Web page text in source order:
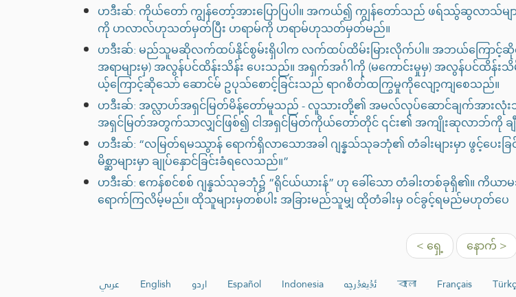
ဟဒီးဆ်: ကိုယ်တော် ကျွန်တော့်အားပြောပြပါ။ အကယ်၍ ကျွန်တော်သည် ဖရ်ဿွ်ဆွလာ
ကို ဟလာလ်ဟုသတ်မှတ်ပြီး ဟရာမ်ကို ဟရာမ်ဟုသတ်မှတ်မည်။
ဟဒီးဆ်: မည်သူမဆိုလက်ထပ်နိုင်စွမ်းရှိပါက လက်ထပ်ထိမ်းမြားလိုက်ပါ။ အဘယ်ကြောင့်ဆိုသ
အရာများမှ) အလွန်ပင်ထိန်းသိန်း ပေးသည်။ အရှက်အင်္ဂါကို (မကောင်းမှုမှ) အလွန်ပင်ထိ
ယ့်ကြောင့်ဆိုသော် ဆောင်မ် ဥပုသ်စောင့်ခြင်းသည် ရာဂစိတ်ထကြွမှုကိုလျော့ကျစေသည်။
ဟဒီးဆ်: အလ္လာဟ်အရှင်မြတ်မိန့်တော်မူသည် - လူသားတို့၏ အမလ်လုပ်ဆောင်ချက်အားလုံး
အရှင်မြတ်အတွက်သာလျှင်ဖြစ်၍ ငါအရှင်မြတ်ကိုယ်‌တော်တိုင် ၎င်း၏ အကျိုးဆုလာဘ်ကို ချီး
ဟဒီးဆ်: “လမြတ်ရမဿွာန် ရောက်ရှိလာသောအခါ ဂျန္နသ်သုခဘုံ၏ တံခါးများမှာ ဖွင့်ပေးခြင်
မိစ္ဆာများမှာ ချုပ်နှောင်ခြင်းခံရလေသည်။”
ဟဒီးဆ်: ဧကန်စင်စစ် ဂျန္နသ်သုခဘုံ၌ “ရိုင်ယ်ယားန်” ဟု ခေါ်သော တံခါးတစ်ခုရှိ၏။ ကိ
ရောက်ကြလိမ့်မည်။ ထိုသူများမှတစ်ပါး အခြားမည်သူမျှ ထိုတံခါးမှ ဝင်ခွင့်ရမည်မဟုတ်ပေ
< ရှေ့ နောက် >
عربي English اردو Español Indonesia ئۇيغۇرچە বাংলা Français